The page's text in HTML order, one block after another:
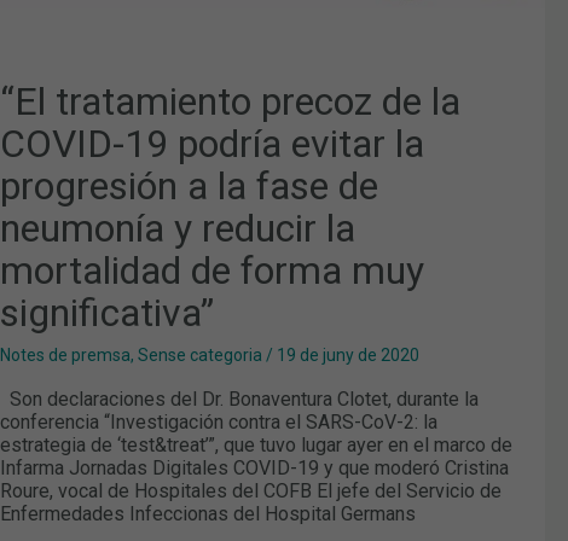
“El tratamiento precoz de la
COVID-19 podría evitar la
progresión a la fase de
neumonía y reducir la
mortalidad de forma muy
significativa”
Notes de premsa, Sense categoria / 19 de juny de 2020
Son declaraciones del Dr. Bonaventura Clotet, durante la
conferencia “Investigación contra el SARS-CoV-2: la
estrategia de ‘test&treat’”, que tuvo lugar ayer en el marco de
Infarma Jornadas Digitales COVID-19 y que moderó Cristina
Roure, vocal de Hospitales del COFB El jefe del Servicio de
Enfermedades Infeccionas del Hospital Germans
DE
FORMA
SIGNIFICATIVA”